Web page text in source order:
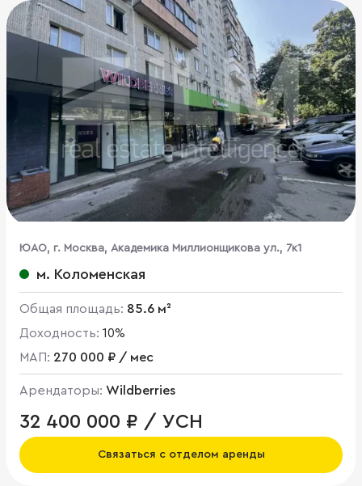
ЮАО, г. Москва, Академика Миллионщикова ул., 7к1
м. Коломенская
Общая площадь: 85.6 м²
Доходность: 10%
МАП: 270 000 ₽ / мес
Арендаторы: Wildberries
32 400 000 ₽ / УСН
Связаться с отделом аренды